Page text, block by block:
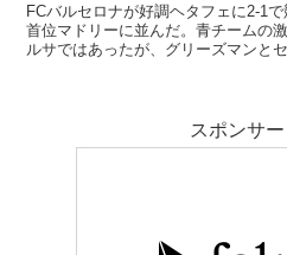
FCバルセロナが好調ヘタフェに2-1
首位マドリーに並んだ。青チームの
ルサではあったが、グリーズマンと
ルで2点を先行。しかしトドメの機
スポンサ